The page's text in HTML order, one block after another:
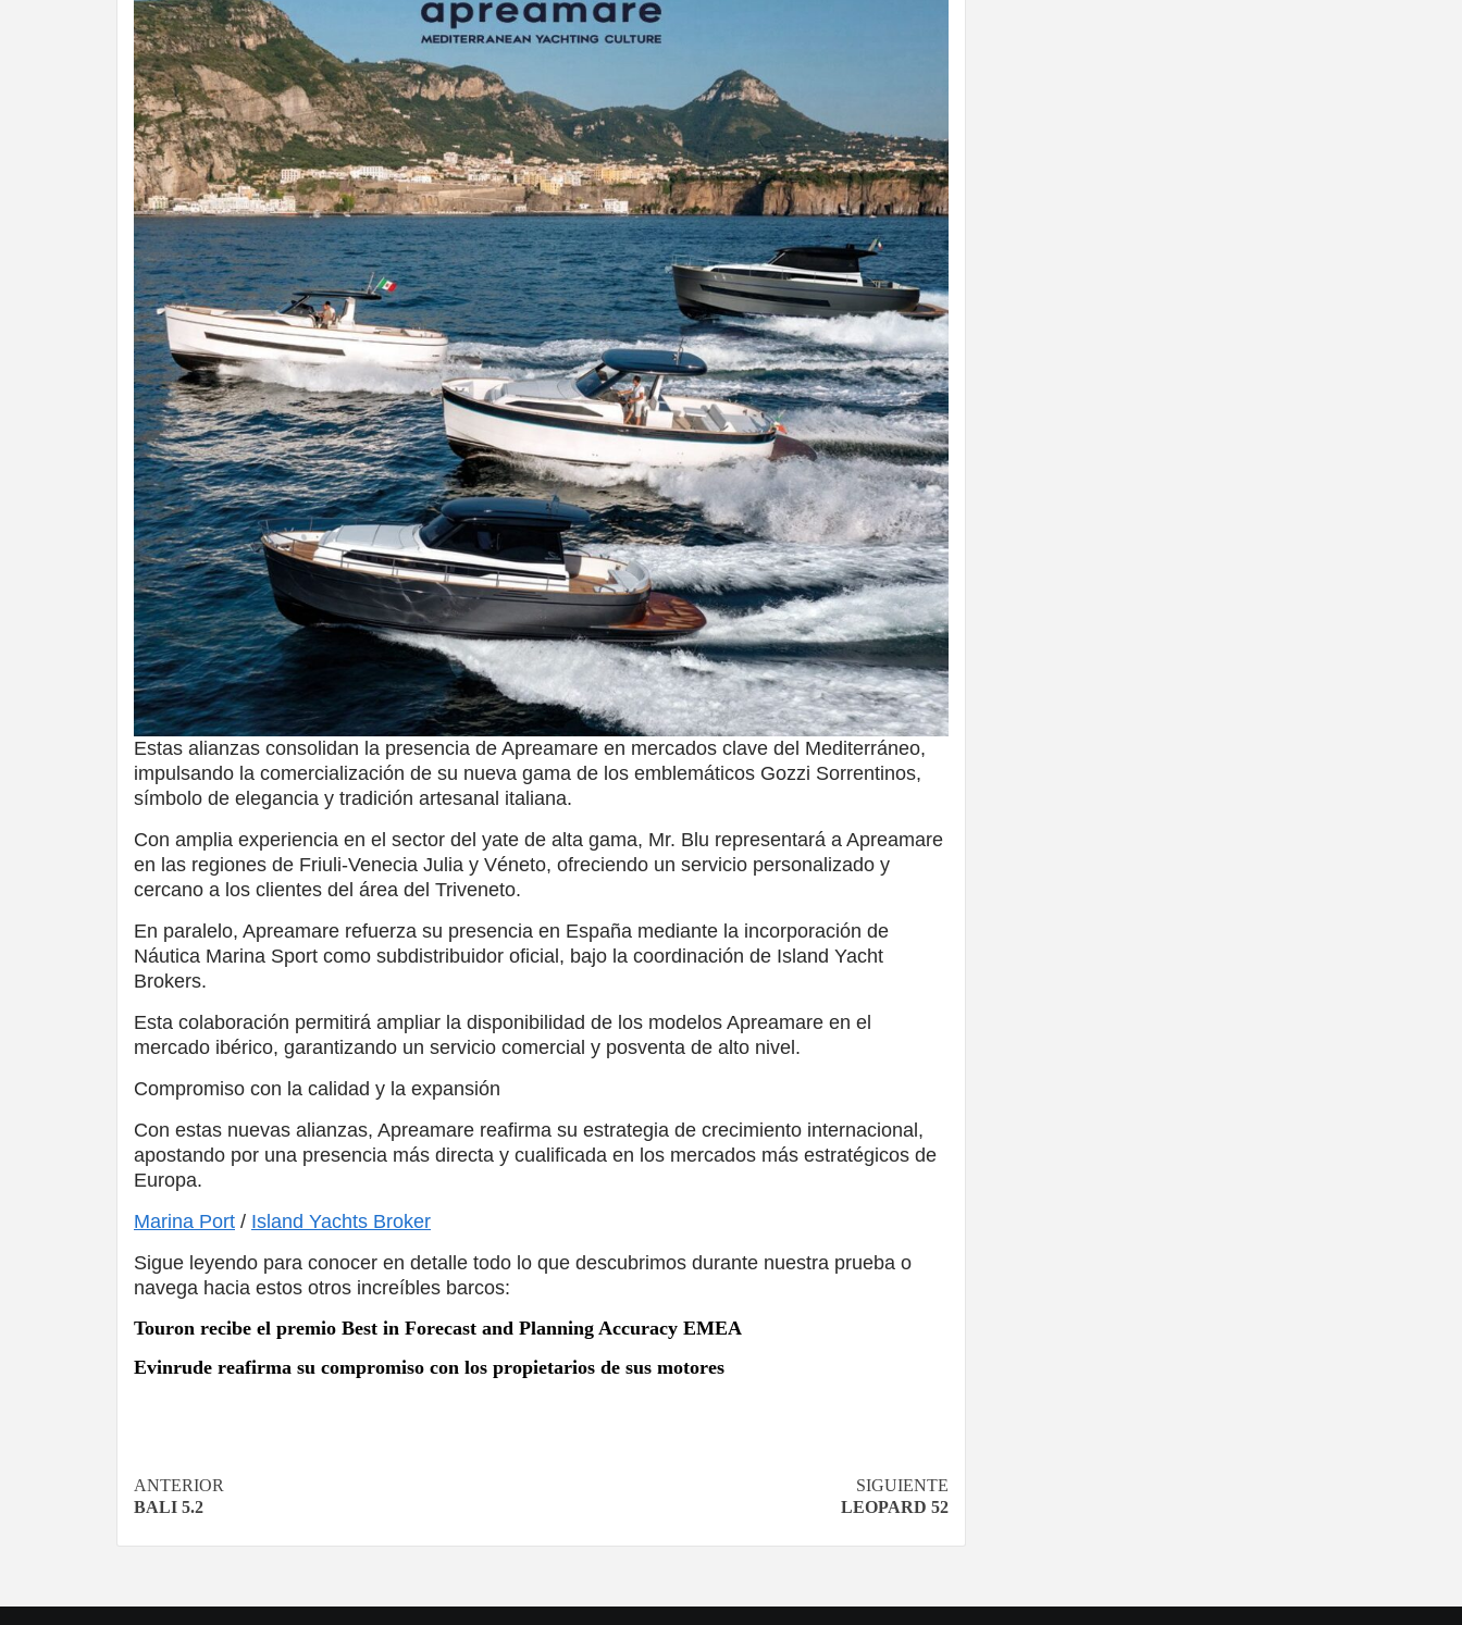
Estas alianzas consolidan la presencia de Apreamare en mercados clave del Mediterráneo,
impulsando la comercialización de su nueva gama de los emblemáticos Gozzi Sorrentinos,
símbolo de elegancia y tradición artesanal italiana.
Con amplia experiencia en el sector del yate de alta gama, Mr. Blu representará a Apreamare
en las regiones de Friuli-Venecia Julia y Véneto, ofreciendo un servicio personalizado y
cercano a los clientes del área del Triveneto.
En paralelo, Apreamare refuerza su presencia en España mediante la incorporación de
Náutica Marina Sport como subdistribuidor oficial, bajo la coordinación de Island Yacht
Brokers.
Esta colaboración permitirá ampliar la disponibilidad de los modelos Apreamare en el
mercado ibérico, garantizando un servicio comercial y posventa de alto nivel.
Compromiso con la calidad y la expansión
Con estas nuevas alianzas, Apreamare reafirma su estrategia de crecimiento internacional,
apostando por una presencia más directa y cualificada en los mercados más estratégicos de
Europa.
Marina Port / Island Yachts Broker
Sigue leyendo para conocer en detalle todo lo que descubrimos durante nuestra prueba o
navega hacia estos otros increíbles barcos:
Touron recibe el premio Best in Forecast and Planning Accuracy EMEA
Evinrude reafirma su compromiso con los propietarios de sus motores
Navegación
ANTERIOR
BALI 5.2
SIGUIENTE
LEOPARD 52